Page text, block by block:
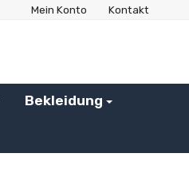
Mein Konto Kontakt
Bekleidung